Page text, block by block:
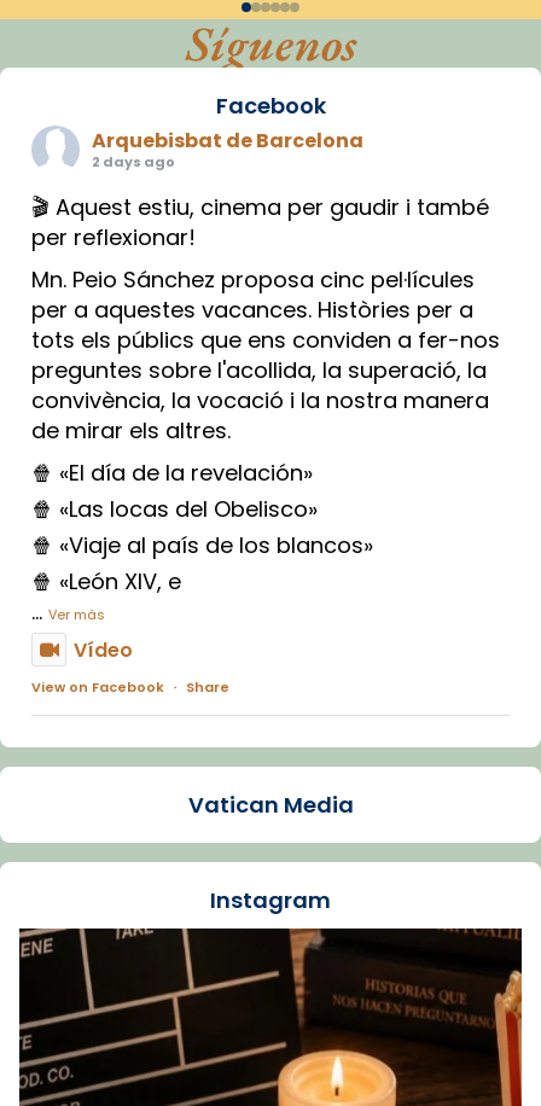
Síguenos
Facebook
Arquebisbat de Barcelona
2 days ago
🎬 Aquest estiu, cinema per gaudir i també
per reflexionar!
Mn. Peio Sánchez proposa cinc pel·lícules
per a aquestes vacances. Històries per a
tots els públics que ens conviden a fer-nos
preguntes sobre l'acollida, la superació, la
convivència, la vocació i la nostra manera
de mirar els altres.
🍿 «El día de la revelación»
🍿 «Las locas del Obelisco»
🍿 «Viaje al país de los blancos»
🍿 «León XIV, e
... Ver más
Vídeo
View on Facebook · Share
Arquebisbat de Barcelona
La Carmina va patir depressió. Fa gairebé
dos mesos, a l'Estadi Lluís Companys, la
Recupera l'entrevista comp
Vatican
tican News 👇
www.vaticannews.va/es/iglesia/news/2026-
07/carmina-historia-depresion-papa-viaje-
espana-testimoni...
Vatican Media
Instagram